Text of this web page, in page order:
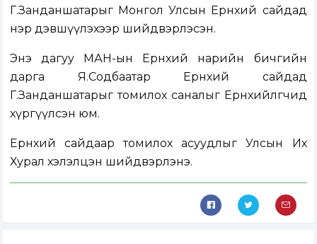
Г.Занданшатарыг Монгол Улсын Ерөнхий сайдад
нэр дэвшүүлэхээр шийдвэрлэсэн.
Энэ дагуу МАН-ын Ерөнхий нарийн бичгийн
дарга Я.Содбаатар Ерөнхий сайдад
Г.Занданшатарыг томилох саналыг Ерөнхийлөгчид
хүргүүлсэн юм.
Ерөнхий сайдаар томилох асуудлыг Улсын Их
Хурал хэлэлцэн шийдвэрлэнэ.